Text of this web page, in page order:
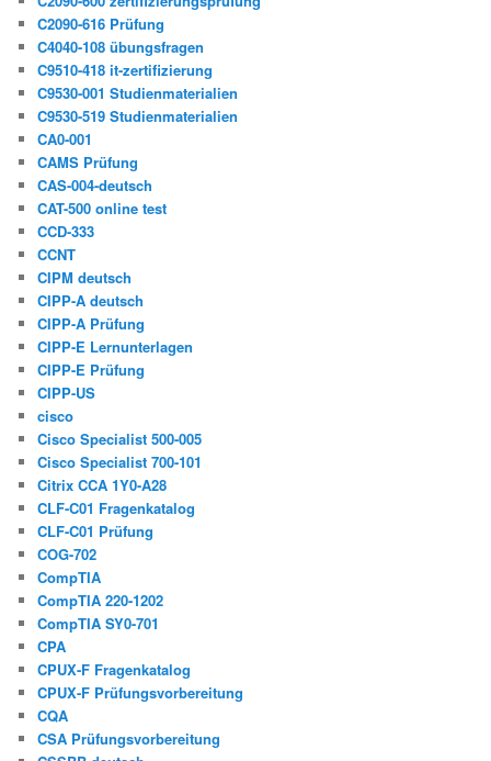
C2090-616 Prüfung
C4040-108 übungsfragen
C9510-418 it-zertifizierung
C9530-001 Studienmaterialien
C9530-519 Studienmaterialien
CA0-001
CAMS Prüfung
CAS-004-deutsch
CAT-500 online test
CCD-333
CCNT
CIPM deutsch
CIPP-A deutsch
CIPP-A Prüfung
CIPP-E Lernunterlagen
CIPP-E Prüfung
CIPP-US
cisco
Cisco Specialist 500-005
Cisco Specialist 700-101
Citrix CCA 1Y0-A28
CLF-C01 Fragenkatalog
CLF-C01 Prüfung
COG-702
CompTIA
CompTIA 220-1202
CompTIA SY0-701
CPA
CPUX-F Fragenkatalog
CPUX-F Prüfungsvorbereitung
CQA
CSA Prüfungsvorbereitung